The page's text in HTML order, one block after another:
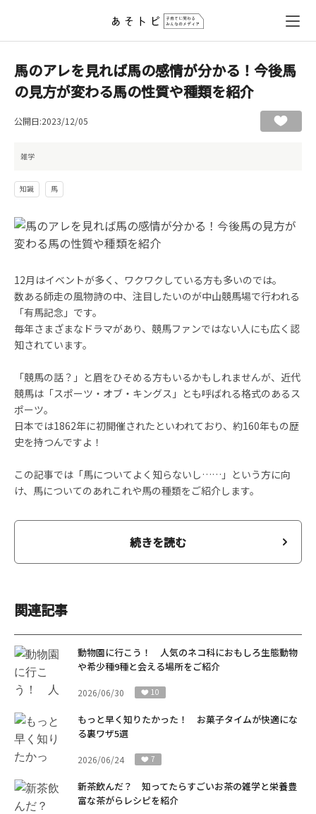
馬のアレを見れば馬の感情が分かる！今後馬
の見方が変わる馬の性質や種類を紹介
公開日:2023/12/05
雑学
知識 馬
12月はイベントが多く、ワクワクしている方も多いのでは。
数ある師走の風物詩の中、注目したいのが中山競馬場で行われる
「有馬記念」です。
毎年さまざまなドラマがあり、競馬ファンではない人にも広く認
知されています。
「競馬の話？」と眉をひそめる方もいるかもしれませんが、近代
競馬は「スポーツ・オブ・キングス」とも呼ばれる格式のあるス
ポーツ。
日本では1862年に初開催されたといわれており、約160年もの歴
史を持つんですよ！
この記事では「馬についてよく知らないし……」という方に向
け、馬についてのあれこれや馬の種類をご紹介します。
続きを読む
関連記事
動物園に行こう！ 人気のネコ科におもしろ生態動物
や希少種9種と会える場所をご紹介
2026/06/30 10
もっと早く知りたかった！ お菓子タイムが快適にな
る裏ワザ5選
2026/06/24 7
新茶飲んだ？ 知ってたらすごいお茶の雑学と栄養豊
富な茶がらレシピを紹介